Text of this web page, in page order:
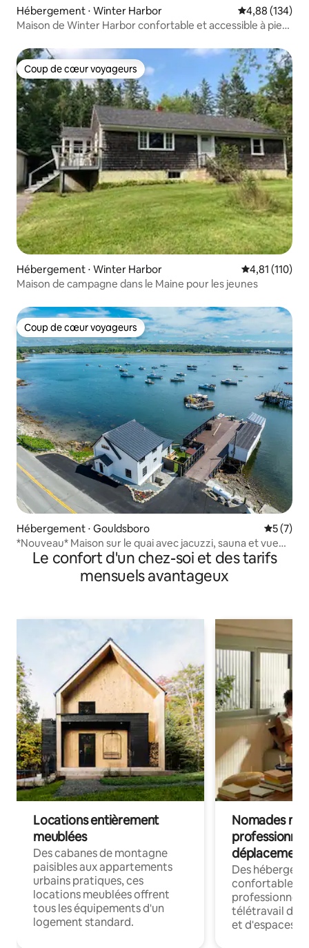
Hébergement ⋅ Winter Harbor Évaluation
4,88 (134)
Maison de Winter Harbor confortable et accessible à pied
Coup de cœur voyageurs
Coup de cœur voyageurs
Hébergement ⋅ Winter Harbor Évaluation
4,81 (110)
Maison de campagne dans le Maine pour les jeunes
Coup de cœur voyageurs
Coup de cœur voyageurs
Hébergement ⋅ Gouldsboro
5 (7)
*Nouveau* Maison sur le quai avec jacuzzi, sauna et vue
sur le port
Le confort d'un chez-soi et des tarifs
mensuels avantageux
Locations entièrement
meublées
Des cabanes de montagne
paisibles aux appartements
urbains pratiques, ces
locations meublées offrent
tous les équipements d'un
logement standard.
Nomades
déplacement
Des
confortables
professionnels
télétravail
et d'espaces